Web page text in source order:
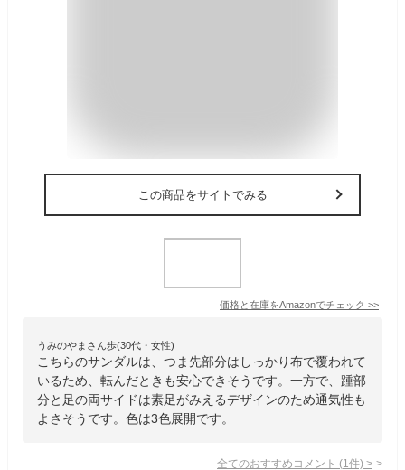
この商品をサイトでみる
価格と在庫をAmazonでチェック >>
うみのやまさん歩(30代・女性)
こちらのサンダルは、つま先部分はしっかり布で覆われて
いるため、転んだときも安心できそうです。一方で、踵部
分と足の両サイドは素足がみえるデザインのため通気性も
よさそうです。色は3色展開です。
全てのおすすめコメント (1 件) >